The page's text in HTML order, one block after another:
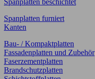
Spanplatten beschichtet
Spanplatten furniert
Kanten
Bau- / Kompaktplatten
Fassadenplatten und Zubehör
Faserzementplatten
Brandschutzplatten